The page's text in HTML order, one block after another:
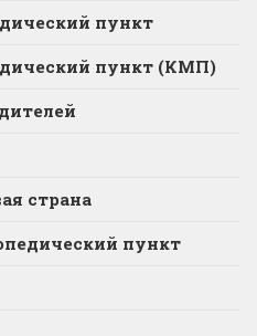
пункт
пункт (КМП)
страна
пункт